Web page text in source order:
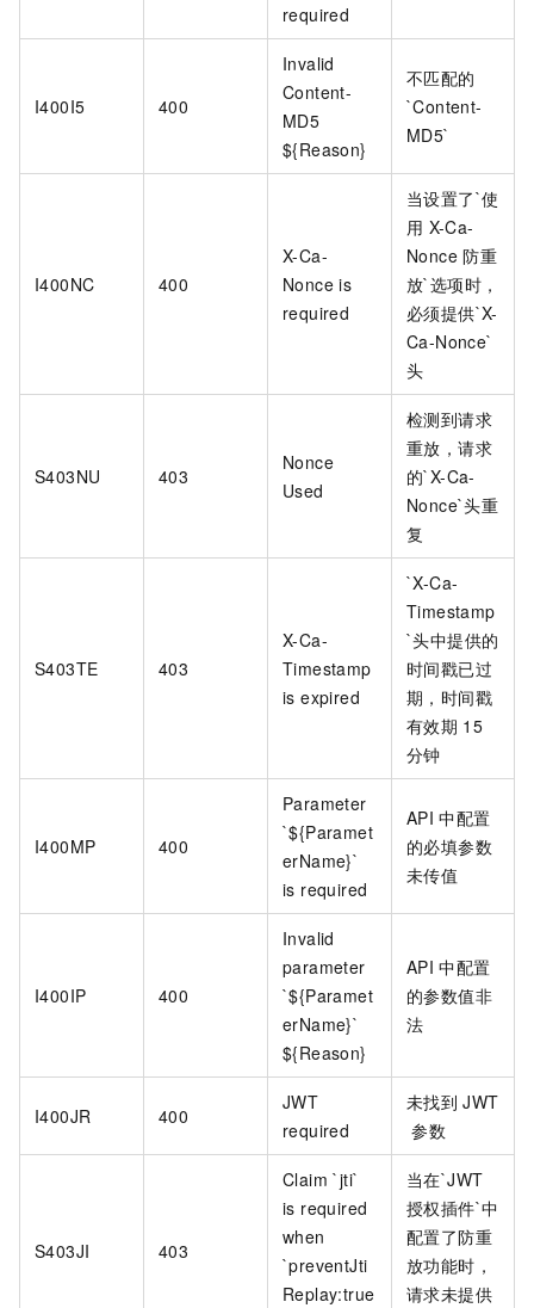
required
I400I5 400
Invalid
Content-
MD5
${Reason}
不匹配的
`Content-
MD5`
I400NC 400
X-Ca-
Nonce is
required
当设置了`使
用 X-Ca-
Nonce 防重
放`选项时，
必须提供`X-
Ca-Nonce`
头
S403NU 403
Nonce
Used
检测到请求
重放，请求
的`X-Ca-
Nonce`头重
复
S403TE 403
X-Ca-
Timestamp
is expired
`X-Ca-
Timestamp
`头中提供的
时间戳已过
期，时间戳
有效期 15
分钟
I400MP 400
Parameter
`${Paramet
erName}`
is required
API 中配置
的必填参数
未传值
I400IP 400
Invalid
parameter
`${Paramet
erName}`
${Reason}
API 中配置
的参数值非
法
I400JR 400
JWT
required
未找到 JWT
参数
S403JI 403
Claim `jti`
is required
when
`preventJti
Replay:true
当在`JWT
授权插件`中
配置了防重
放功能时，
请求未提供